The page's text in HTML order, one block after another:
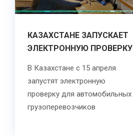
КАЗАХСТАНЕ ЗАПУСКАЕТ
ЭЛЕКТРОННУЮ ПРОВЕРКУ
В Казахстане с 15 апреля
запустят электронную
проверку для автомобильных
грузоперевозчиков